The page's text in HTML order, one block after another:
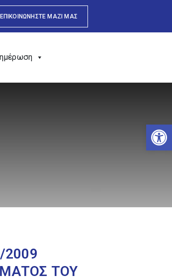
ΕΠΙΚΟΙΝΩΝΗΣΤΕ ΜΑΖΙ ΜΑΣ
ΤΟΥ